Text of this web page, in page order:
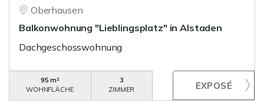
Oberhausen
Balkonwohnung "Lieblingsplatz" in Alstaden
Dachgeschosswohnung
95 m²
WOHNFLÄCHE
3
ZIMMER